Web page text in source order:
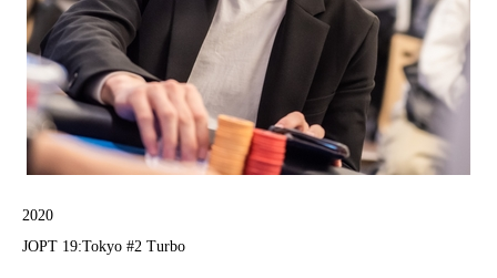
2020
JOPT 19:Tokyo #2 Turbo